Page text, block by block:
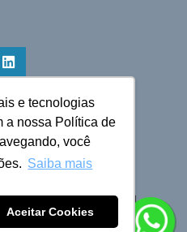
e tecnologias
a nossa Política de
você
Saiba mais
Aceitar Cookies
© 2025 Cruzeiro do Sul